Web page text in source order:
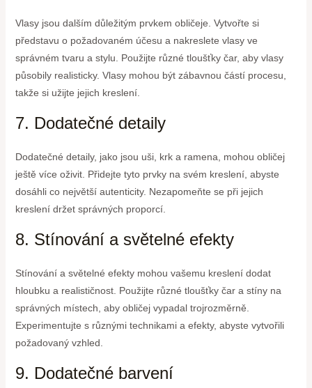
Vlasy jsou dalším důležitým prvkem obličeje. Vytvořte si
představu o požadovaném účesu a nakreslete vlasy ve
správném tvaru a stylu. Použijte různé tloušťky čar, aby vlasy
působily realisticky. Vlasy mohou být zábavnou částí procesu,
takže si užijte jejich kreslení.
7. Dodatečné detaily
Dodatečné detaily, jako jsou uši, krk a ramena, mohou obličej
ještě více oživit. Přidejte tyto prvky na svém kreslení, abyste
dosáhli co největší autenticity. Nezapomeňte se při jejich
kreslení držet správných proporcí.
8. Stínování a světelné efekty
Stínování a světelné efekty mohou vašemu kreslení dodat
hloubku a realističnost. Použijte různé tloušťky čar a stíny na
správných místech, aby obličej vypadal trojrozměrně.
Experimentujte s různými technikami a efekty, abyste vytvořili
požadovaný vzhled.
9. Dodatečné barvení